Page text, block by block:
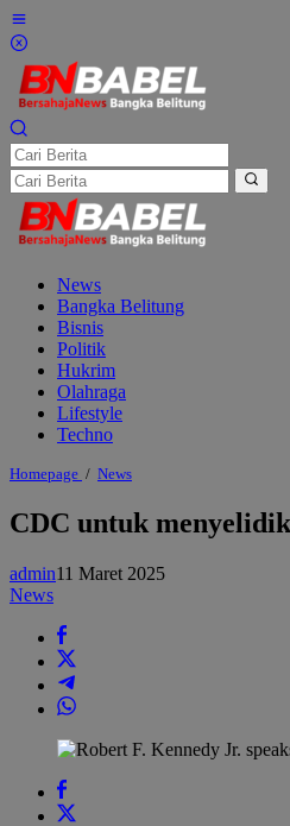
Lewati
ke
konten
News
Bangka Belitung
Bisnis
Politik
Hukrim
Olahraga
Lifestyle
Techno
Homepage / NewsCDC
menyelidik
kembali
dan
menunjukkan
tautan
CDC untuk
admin11 Maret 2025
News